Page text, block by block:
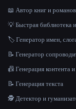
📖 Автор книг и романов
💡 Быстрая библиотека
🏷️ Генератор имен,
📝 Генератор
📠 Генерация контента и
📝 Генерация текста
🕵️ Детектор и